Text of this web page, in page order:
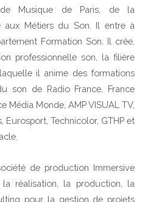
de Musique de Paris, de la
aux Métiers du Son. Il entre à
Formation Son. Il crée,
professionnelle son, la filière
il anime des formations
son de Radio France, France
Média Monde, AMP VISUAL TV,
Eurosport, Technicolor, GTHP et
de production Immersive
la réalisation, la production, la
pour la gestion de projets